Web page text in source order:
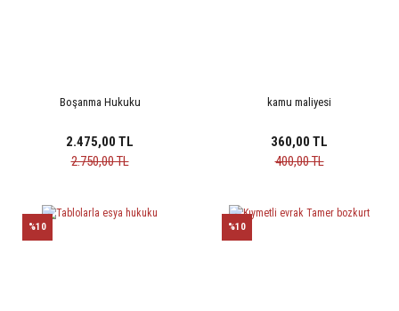
Boşanma Hukuku
2.475,00 TL
2.750,00 TL
kamu maliyesi
360,00 TL
400,00 TL
%10 %10